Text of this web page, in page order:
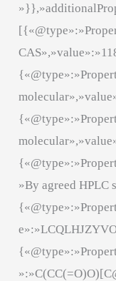
»By agreed HPLC